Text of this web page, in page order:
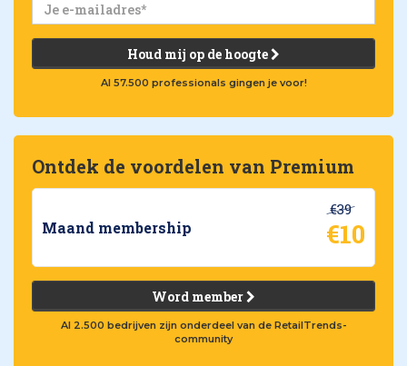
Houd mij op de hoogte
Al 57.500 professionals gingen je voor!
Ontdek de voordelen van Premium
Maand membership
€39
€10
Word member
Al 2.500 bedrijven zijn onderdeel van de RetailTrends-
community